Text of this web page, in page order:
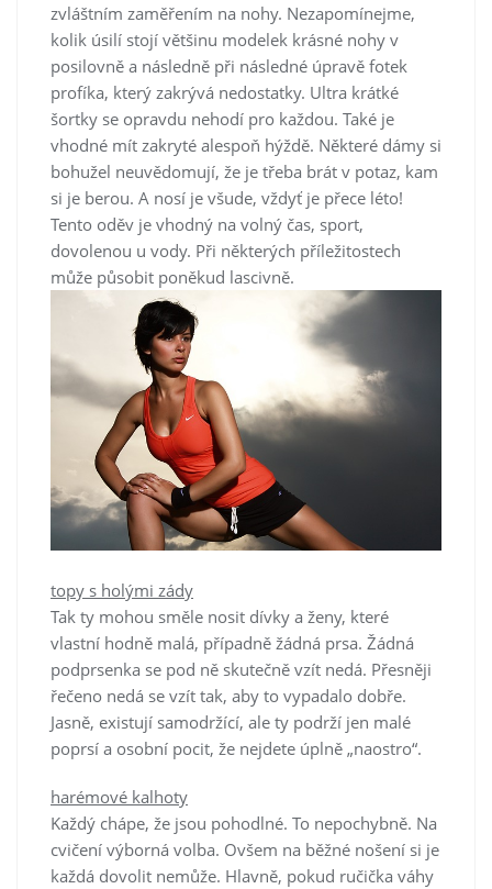
zvláštním zaměřením na nohy. Nezapomínejme,
kolik úsilí stojí většinu modelek krásné nohy v
posilovně a následně při následné úpravě fotek
profíka, který zakrývá nedostatky. Ultra krátké
šortky se opravdu nehodí pro každou. Také je
vhodné mít zakryté alespoň hýždě. Některé dámy si
bohužel neuvědomují, že je třeba brát v potaz, kam
si je berou. A nosí je všude, vždyť je přece léto!
Tento oděv je vhodný na volný čas, sport,
dovolenou u vody. Při některých příležitostech
může působit poněkud lascivně.
topy s holými zády
Tak ty mohou směle nosit dívky a ženy, které
vlastní hodně malá, případně žádná prsa. Žádná
podprsenka se pod ně skutečně vzít nedá. Přesněji
řečeno nedá se vzít tak, aby to vypadalo dobře.
Jasně, existují samodržící, ale ty podrží jen malé
poprsí a osobní pocit, že nejdete úplně „naostro“.
harémové kalhoty
Každý chápe, že jsou pohodlné. To nepochybně. Na
cvičení výborná volba. Ovšem na běžné nošení si je
každá dovolit nemůže. Hlavně, pokud ručička váhy